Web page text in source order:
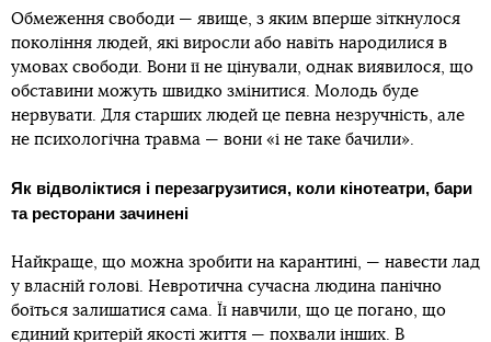
Обмеження свободи — явище, з яким вперше зіткнулося
покоління людей, які виросли або навіть народилися в
умовах свободи. Вони її не цінували, однак виявилося, що
обставини можуть швидко змінитися. Молодь буде
нервувати. Для старших людей це певна незручність, але
не психологічна травма — вони «і не таке бачили».
Як відволіктися і перезагрузитися, коли кінотеатри, бари
та ресторани зачинені
Найкраще, що можна зробити на карантині, — навести лад
у власній голові. Невротична сучасна людина панічно
боїться залишатися сама. Її навчили, що це погано, що
єдиний критерій якості життя — похвали інших. В